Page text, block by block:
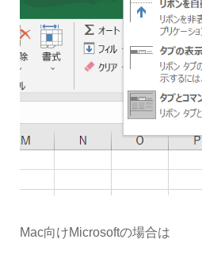
Mac向けMicrosoftの場合は